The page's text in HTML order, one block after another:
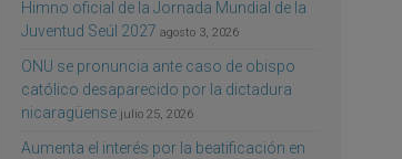
Himno oficial de la Jornada Mundial de la
Juventud Seúl 2027 agosto 3, 2026
ONU se pronuncia ante caso de obispo
católico desaparecido por la dictadura
nicaragüense julio 25, 2026
Aumenta el interés por la beatificación en